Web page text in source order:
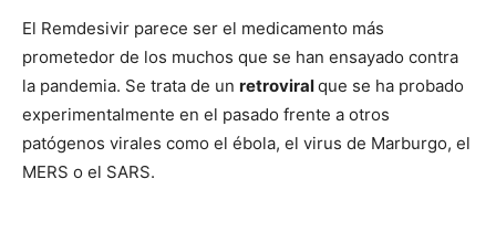
El Remdesivir parece ser el medicamento más
prometedor de los muchos que se han ensayado contra
la pandemia. Se trata de un retroviralque se ha probado
experimentalmente en el pasado frente a otros
patógenos virales como el ébola, el virus de Marburgo, el
MERS o el SARS.